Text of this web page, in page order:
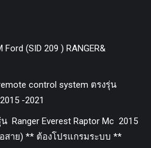
(SID 209 ) RANGER&
control system ตรงรุ่น
-2021
Ranger Everest Raptor Mc 2015
สาย) ** ต้องโปรแกรมระบบ **